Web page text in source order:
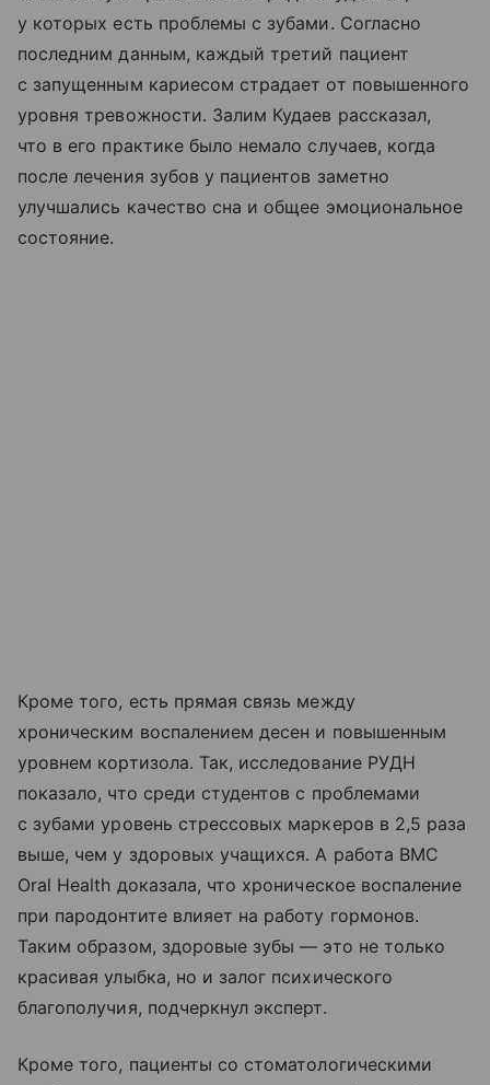
у которых есть проблемы с зубами. Согласно
последним данным, каждый третий пациент
с запущенным кариесом страдает от повышенного
уровня тревожности. Залим Кудаев рассказал,
что в его практике было немало случаев, когда
после лечения зубов у пациентов заметно
улучшались качество сна и общее эмоциональное
состояние.
Кроме того, есть прямая связь между
хроническим воспалением десен и повышенным
уровнем кортизола. Так, исследование РУДН
показало, что среди студентов с проблемами
с зубами уровень стрессовых маркеров в 2,5 раза
выше, чем у здоровых учащихся. А работа BMC
Oral Health доказала, что хроническое воспаление
при пародонтите влияет на работу гормонов.
Таким образом, здоровые зубы — это не только
красивая улыбка, но и залог психического
благополучия, подчеркнул эксперт.
Кроме того, пациенты со стоматологическими